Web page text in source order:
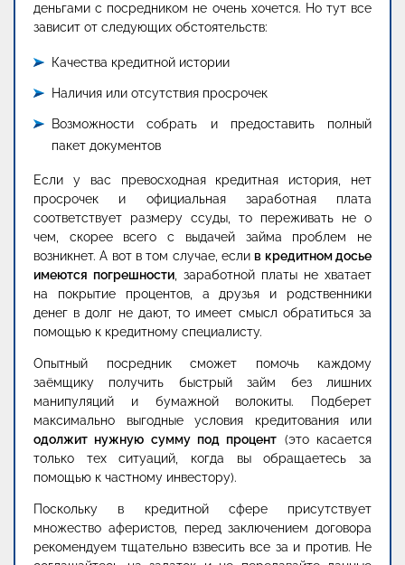
деньгами с посредником не очень хочется. Но тут все
зависит от следующих обстоятельств:
Качества кредитной истории
Наличия или отсутствия просрочек
Возможности собрать и предоставить полный
пакет документов
Если у вас превосходная кредитная история, нет
просрочек и официальная заработная плата
соответствует размеру ссуды, то переживать не о
чем, скорее всего с выдачей займа проблем не
возникнет. А вот в том случае, если в кредитном досье
имеются погрешности , заработной платы не хватает
на покрытие процентов, а друзья и родственники
денег в долг не дают, то имеет смысл обратиться за
помощью к кредитному специалисту.
Опытный посредник сможет помочь каждому
заёмщику получить быстрый займ без лишних
манипуляций и бумажной волокиты. Подберет
максимально выгодные условия кредитования или
одолжит нужную сумму под процент (это касается
только тех ситуаций, когда вы обращаетесь за
помощью к частному инвестору).
Поскольку в кредитной сфере присутствует
множество аферистов, перед заключением договора
рекомендуем тщательно взвесить все за и против. Не